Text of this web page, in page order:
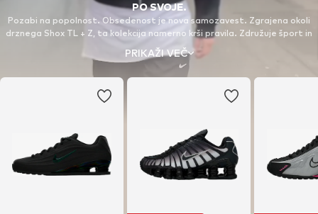
PO SVOJE.
Pozabi na popolnost. Obsedenost je nova samozavest. Zgrajena okoli
drznega Shox TL + Z, ta kolekcija namerno krši pravila. Združuje šport in
slog za ljudi, ki ne sledijo trendom — oni jih ustvarjajo. Brez potrebe po
odobravanju. Brez statusa quo. To je šport kot življenjski slog,
ustvarjen za tiste, ki premikajo meje in samozavestno stojijo za tem,
PRIKAŽI VEČ